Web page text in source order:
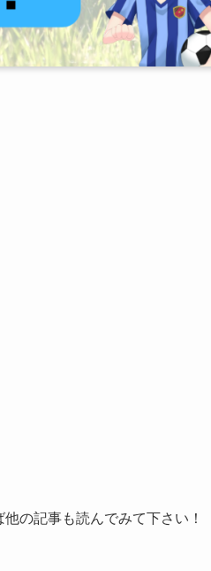
の記事も読んでみて下さい！